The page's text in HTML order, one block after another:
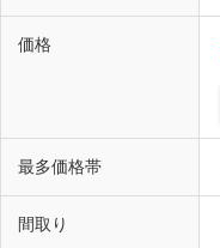
価格
最多価格帯
間取り